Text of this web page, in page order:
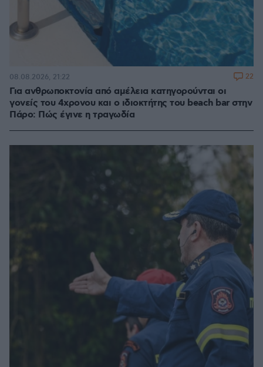
Για ανθρωποκτονία από αμέλεια κατηγορούνται οι
γονείς του 4χρονου και ο ιδιοκτήτης του beach bar στην
Πάρο: Πώς έγινε η τραγωδία
08.08.2026, 21:22 22